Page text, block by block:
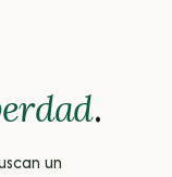
.
un